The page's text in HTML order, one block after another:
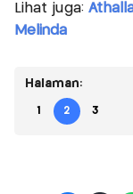
Lihat juga:
Melinda
Halaman:
1 2 3